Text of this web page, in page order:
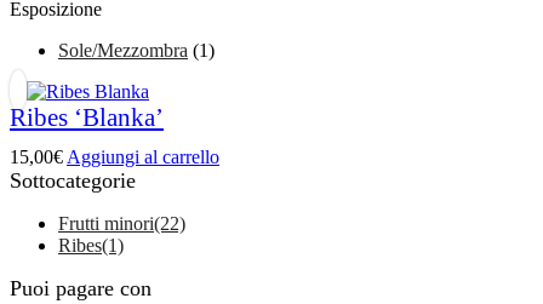
Esposizione
Sole/Mezzombra (1)
Ribes ‘Blanka’
15,00€ Aggiungi al carrello
Sottocategorie
Frutti minori(22)
Ribes(1)
Puoi pagare con